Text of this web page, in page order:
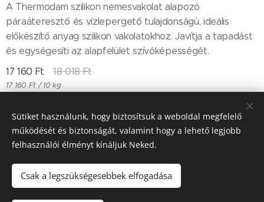
A Thermodam szilikon nemesvakolat alapozó
páraáteresztő és vízlepergető tulajdonságú, ideális
előkészítő anyag szilikon vakolatokhoz. Javítja a tapadást
és egységesíti az alapfelület szívóképességét.
17 160 Ft 18 018Ft
17 160 Ft / 10 kg
Till "96" Kft Adószán: 11385497-2-05
Sütiket használunk, hogy biztosítsuk a weboldal megfelelő
működését és biztonságát, valamint hogy a lehető legjobb
felhasználói élményt kínáljuk Neked.
Csak a legszükségesebbek elfogadása